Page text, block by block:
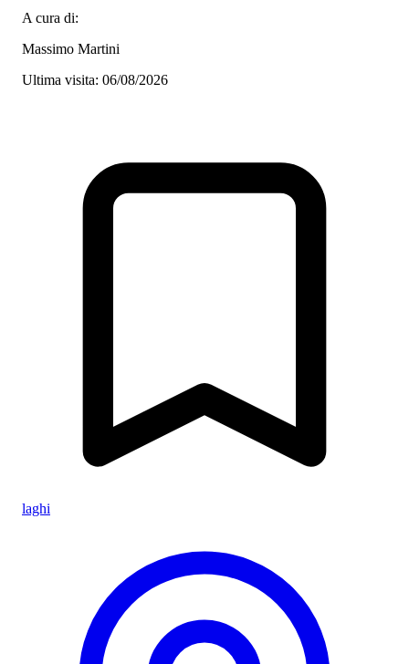
A cura di:
Massimo Martini
Ultima visita: 06/08/2026
laghi